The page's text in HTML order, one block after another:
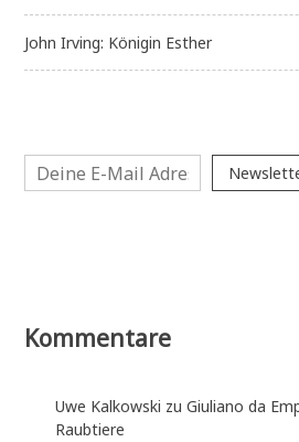
John Irving: Königin Esther
Kommentare
Uwe Kalkowski zuGiuliano da
Raubtiere